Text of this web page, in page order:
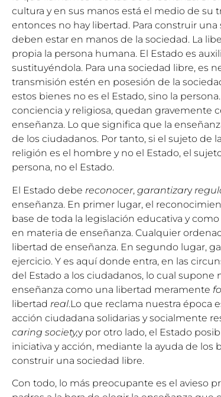
cultura y en sus manos está el medio de su
entonces no hay libertad. Para construir
deben estar en manos de la sociedad. La
propia la persona humana. El Estado es
sustituyéndola. Para una sociedad libre, es
transmisión estén en posesión de la
estos bienes no es el Estado, sino la
conciencia y religiosa, quedan gravemente
enseñanza. Lo que significa que la
de los ciudadanos. Por tanto, si el sujeto de
religión es el hombre y no el Estado, el
persona, no el Estado.
El Estado debe reconocer, garantizary
enseñanza. En primer lugar, el
base de toda la legislación educativa y
en materia de enseñanza. Cualquier
libertad de enseñanza. En segundo lugar,
ejercicio. Y es aquí donde entra, en las
del Estado a los ciudadanos, lo cual
enseñanza como una libertad meramente
libertad real.Lo que reclama nuestra época
acción ciudadana solidarias y socialmente
caring society,y por otro lado, el Estado
iniciativa y acción, mediante la ayuda de los
construir una sociedad libre.
Con todo, lo más preocupante es el avieso